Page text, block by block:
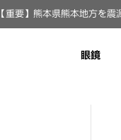
【重要】熊本県熊本地方を
眼鏡